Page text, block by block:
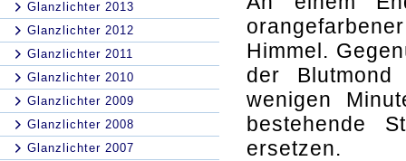
Glanzlichter 2013
Glanzlichter 2012
Glanzlichter 2011
Glanzlichter 2010
Glanzlichter 2009
Glanzlichter 2008
Glanzlichter 2007
Himmel.
der
wenigen
bestehende
ersetzen.